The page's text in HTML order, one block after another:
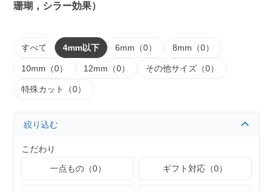
珊瑚，シラー効果）
すべて 4mm以下 6mm（0） 8mm（0）
10mm（0） 12mm（0） その他サイズ（0）
特殊カット（0）
絞り込む
こだわり
一点もの（0）
ギフト対応（0）